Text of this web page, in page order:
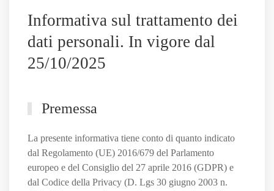
non
solo
Informativa sul trattamento dei
dati personali. In vigore dal
25/10/2025
Premessa
La presente informativa tiene conto di quanto indicato
dal Regolamento (UE) 2016/679 del Parlamento
europeo e del Consiglio del 27 aprile 2016 (GDPR) e
dal Codice della Privacy (D. Lgs 30 giugno 2003 n.